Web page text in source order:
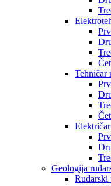
Tehničar
Električar
Geologija
Rudarski